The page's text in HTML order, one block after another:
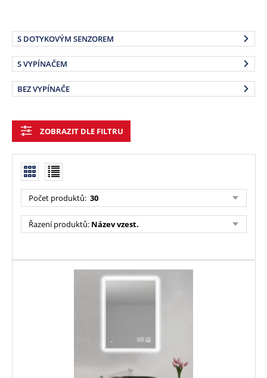
S DOTYKOVÝM SENZOREM
S VYPÍNAČEM
BEZ VYPÍNAČE
ZOBRAZIT DLE FILTRU
Počet produktů: 30
Řazení produktů: Název vzest.